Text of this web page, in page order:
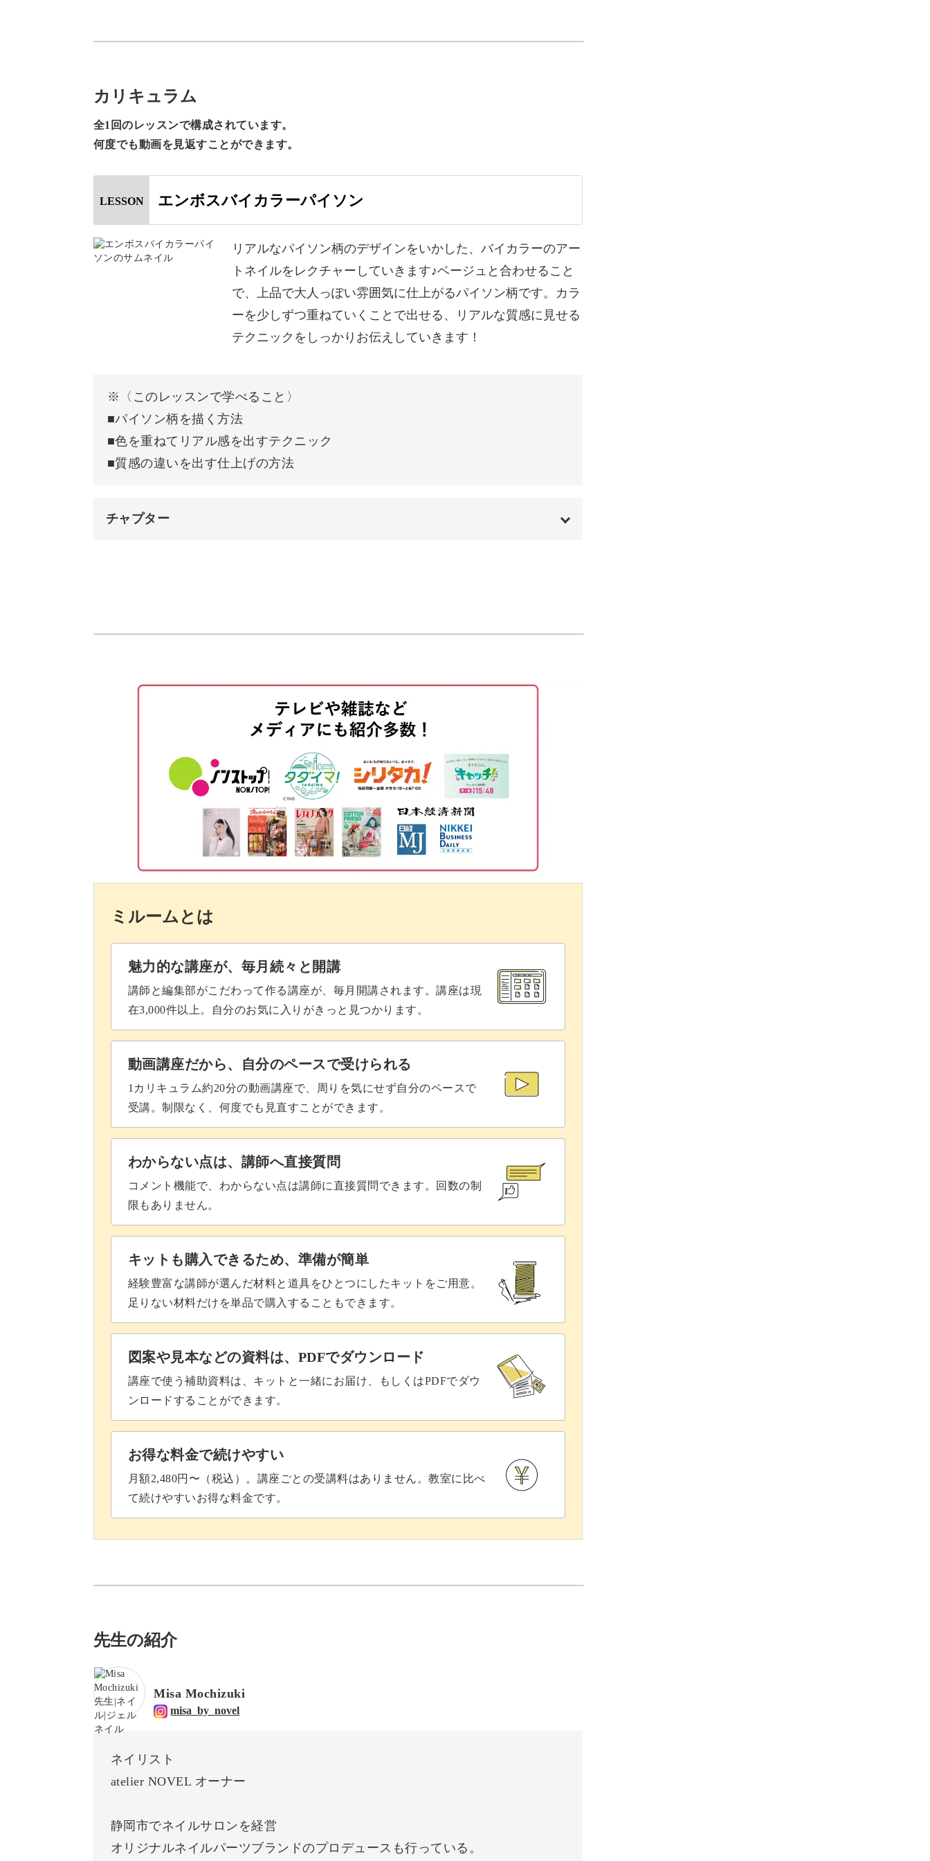
具体的なポイントは、
◆色を重ねてリアル感を出すテクニック
リアルな質感のパイソンを描くコツやポイントを
「パイソン柄は派手だから日常にはつけにくい」
という方でも使いやすいデザインとなっています♪
バイカラーにしないでお爪全体にパイソン柄を描いてもいいですし、
お爪ごとに違うアレンジをしたり、リアル感を少し抑えたりと、
細かいブラシワークが苦手な方でも挑戦しやすいデザインとなっています。
ぜひこの機会にパイソン柄を描くテクニックを習得して、
サロンワークに取り入れて、センスが光る指先に仕上げてくださいね♪
カリキュラム
全1回のレッスンで構成されています。
何度でも動画を見返すことができます。
LESSON エンボスバイカラーパイソン
リアルなパイソン柄のデザインをいかした、バイカラーのアー
トネイルをレクチャーしていきます♪ベージュと合わせること
で、上品で大人っぽい雰囲気に仕上がるパイソン柄です。カラ
ーを少しずつ重ねていくことで出せる、リアルな質感に見せる
テクニックをしっかりお伝えしていきます！
※〈このレッスンで学べること〉
■パイソン柄を描く方法
■色を重ねてリアル感を出すテクニック
■質感の違いを出す仕上げの方法
チャプター
カラージェルを塗布する
ブラウンでドットをのせる
ブラックでドットをのせる
ベージュでドットをのせる
ホワイトでラインをのせてぼかす
ベースジェルを塗布する
イクステンションジェルで立体感を出す
まとめ
ミルームとは
魅力的な講座が、毎月続々と開講
講師と編集部がこだわって作る講座が、毎月開講されます。講座は現
在3,000件以上。自分のお気に入りがきっと見つかります。
動画講座だから、自分のペースで受けられる
1カリキュラム約20分の動画講座で、周りを気にせず自分のペースで
受講。制限なく、何度でも見直すことができます。
わからない点は、講師へ直接質問
コメント機能で、わからない点は講師に直接質問できます。回数の制
限もありません。
キットも購入できるため、準備が簡単
経験豊富な講師が選んだ材料と道具をひとつにしたキットをご用意。
足りない材料だけを単品で購入することもできます。
図案や見本などの資料は、PDFでダウンロード
講座で使う補助資料は、キットと一緒にお届け、もしくはPDFでダウ
ンロードすることができます。
お得な料金で続けやすい
月額2,480円〜（税込）。講座ごとの受講料はありません。教室に比べ
て続けやすいお得な料金です。
先生の紹介
Misa Mochizuki
misa_by_novel
ネイリスト
atelier NOVEL オーナー
静岡市でネイルサロンを経営
オリジナルネイルパーツブランドのプロデュースも行っている。